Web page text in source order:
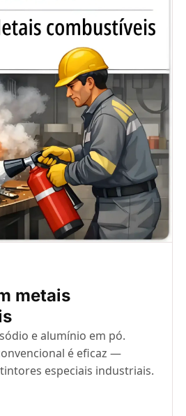
metais
e alumínio em pó.
é eficaz —
especiais industriais.